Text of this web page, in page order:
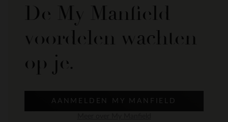
De My Manfield
voordelen wachten
op je.
AANMELDEN MY MANFIELD